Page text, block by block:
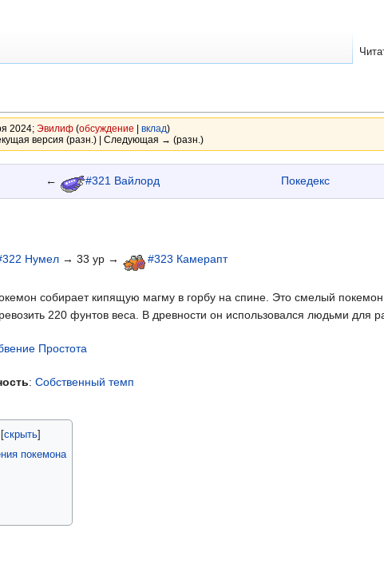
2024; Эвилиф (обсуждение | вклад)
версия (разн.) | Следующая → (разн.)
← #321 Вайлорд Покедекс
Нумел→ 33 ур → #323 Камерапт
собирает кипящую магму в горбу на спине. Это смелый покемон,
220 фунтов веса. В древности он использовался людьми для
Простота
: Собственный темп
покемона